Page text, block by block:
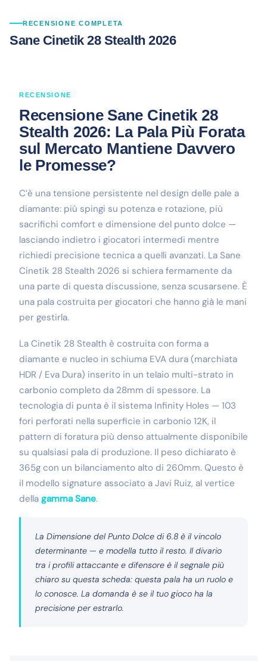
RECENSIONE COMPLETA
Sane Cinetik 28 Stealth 2026
RECENSIONE
Recensione Sane Cinetik 28
Stealth 2026: La Pala Più Forata
sul Mercato Mantiene Davvero
le Promesse?
C’è una tensione persistente nel design delle pale a
diamante: più spingi su potenza e rotazione, più
sacrifichi comfort e dimensione del punto dolce —
lasciando indietro i giocatori intermedi mentre
richiedi precisione tecnica a quelli avanzati. La Sane
Cinetik 28 Stealth 2026 si schiera fermamente da
una parte di questa discussione, senza scusarsene. È
una pala costruita per giocatori che hanno già le mani
per gestirla.
La Cinetik 28 Stealth è costruita con forma a
diamante e nucleo in schiuma EVA dura (marchiata
HDR / Eva Dura) inserito in un telaio multi-strato in
carbonio completo da 28mm di spessore. La
tecnologia di punta è il sistema Infinity Holes — 103
fori perforati nella superficie in carbonio 12K, il
pattern di foratura più denso attualmente disponibile
su qualsiasi pala di produzione. Il peso dichiarato è
365g con un bilanciamento alto di 260mm. Questo è
il modello signature associato a Javi Ruiz, al vertice
della gamma Sane.
La Dimensione del Punto Dolce di 6.8 è il vincolo
determinante — e modella tutto il resto. Il divario
tra i profili attaccante e difensore è il segnale più
chiaro su questa scheda: questa pala ha un ruolo e
lo conosce. La domanda è se il tuo gioco ha la
precisione per estrarlo.